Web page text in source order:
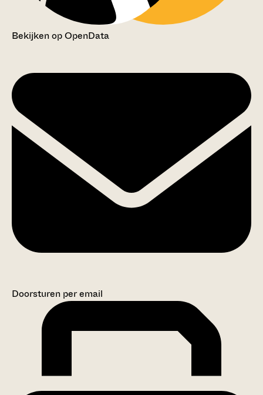
Bekijken op OpenData
Doorsturen per email